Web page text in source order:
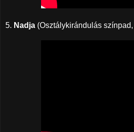
5. Nadja (Osztálykirándulás